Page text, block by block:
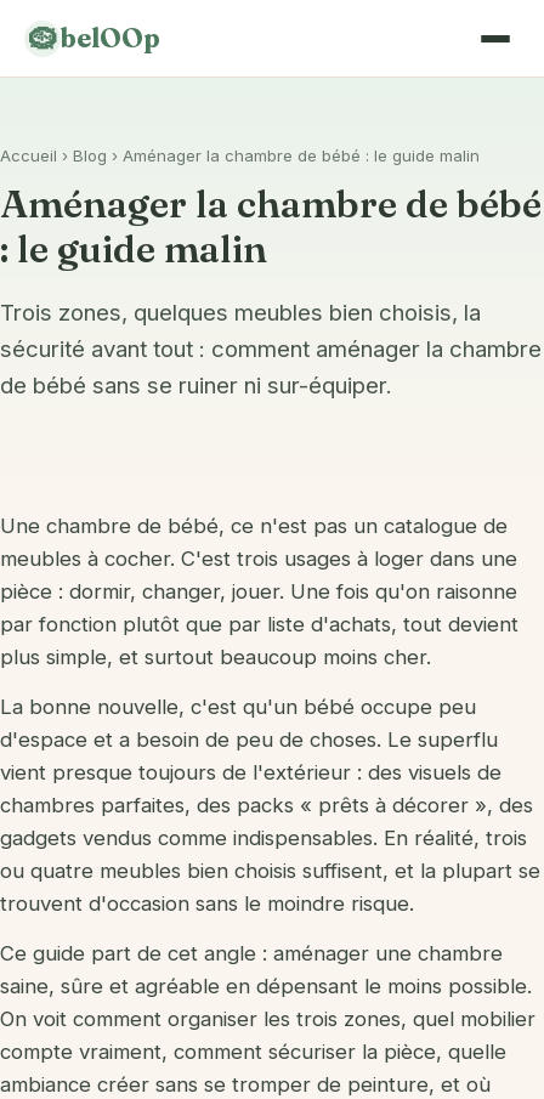
🪹belOOp
Liste de naissance
Gigoteuse
Veilleuse
Transat
Porte-bébé & portage
Jouets en bois
Jouets Montessori
Doudou
Quel jouet par âge
Vêtements d'occasion
Matériel d'occasion
Siège auto occasion
Vêtements bio
Accueil › Blog › Aménager la chambre de bébé : le guide malin
Aménager la chambre de bébé
: le guide malin
Trois zones, quelques meubles bien choisis, la
sécurité avant tout : comment aménager la chambre
de bébé sans se ruiner ni sur-équiper.
Une chambre de bébé, ce n'est pas un catalogue de
meubles à cocher. C'est trois usages à loger dans une
pièce : dormir, changer, jouer. Une fois qu'on raisonne
par fonction plutôt que par liste d'achats, tout devient
plus simple, et surtout beaucoup moins cher.
La bonne nouvelle, c'est qu'un bébé occupe peu
d'espace et a besoin de peu de choses. Le superflu
vient presque toujours de l'extérieur : des visuels de
chambres parfaites, des packs « prêts à décorer », des
gadgets vendus comme indispensables. En réalité, trois
ou quatre meubles bien choisis suffisent, et la plupart se
trouvent d'occasion sans le moindre risque.
Ce guide part de cet angle : aménager une chambre
saine, sûre et agréable en dépensant le moins possible.
On voit comment organiser les trois zones, quel mobilier
compte vraiment, comment sécuriser la pièce, quelle
ambiance créer sans se tromper de peinture, et où